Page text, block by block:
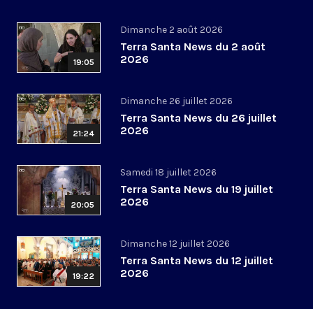
19:05
Dimanche 2 août 2026
Terra Santa News du 2 août
2026
21:24
Dimanche 26 juillet 2026
Terra Santa News du 26 juillet
2026
20:05
Samedi 18 juillet 2026
Terra Santa News du 19 juillet
2026
19:22
Dimanche 12 juillet 2026
Terra Santa News du 12 juillet
2026